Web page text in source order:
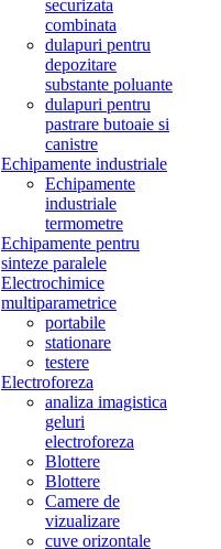
securizata
combinata
dulapuri pentru
depozitare
substante poluante
dulapuri pentru
pastrare butoaie si
canistre
Echipamente industriale
Echipamente
industriale
termometre
Echipamente pentru
sinteze paralele
Electrochimice
multiparametrice
portabile
stationare
testere
Electroforeza
analiza imagistica
geluri
electroforeza
Blottere
Blottere
Camere de
vizualizare
cuve orizontale